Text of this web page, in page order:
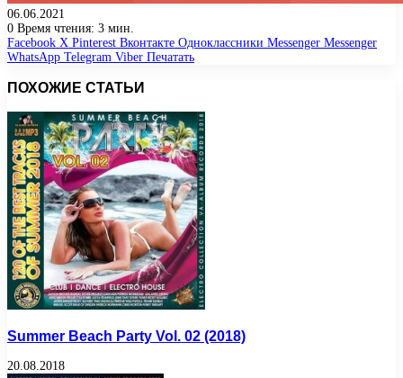
06.06.2021
0 Время чтения: 3 мин.
Facebook X Pinterest Вконтакте Одноклассники Messenger Messenger
WhatsApp Telegram Viber Печатать
ПОХОЖИЕ СТАТЬИ
Summer Beach Party Vol. 02 (2018)
20.08.2018